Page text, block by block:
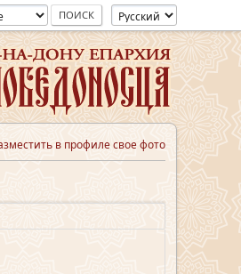
в профиле свое фото